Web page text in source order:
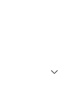
i
Skin